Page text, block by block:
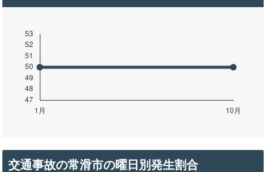
交通事故の常滑市の曜日別発生割合